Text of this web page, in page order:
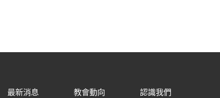
最新消息 教會動向 認識我們